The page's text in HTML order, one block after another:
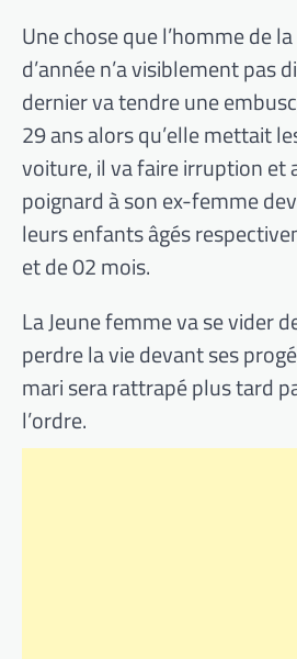
Une chose que l’homme de
d’année n’a visiblement pas
dernier va tendre une
29 ans alors qu’elle mettait
voiture, il va faire irruption et
poignard à son ex-femme
leurs enfants âgés
et de 02 mois.
La Jeune femme va se vider
perdre la vie devant ses
mari sera rattrapé plus tard
l’ordre.